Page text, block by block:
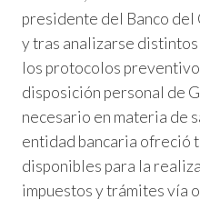
presidente del Banco del
y tras analizarse
los protocolos
disposición personal de
necesario en materia de
entidad bancaria ofreció
disponibles para la
impuestos y trámites vía